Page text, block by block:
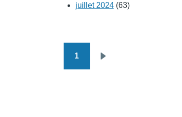
juillet 2024(63)
Pagination
1